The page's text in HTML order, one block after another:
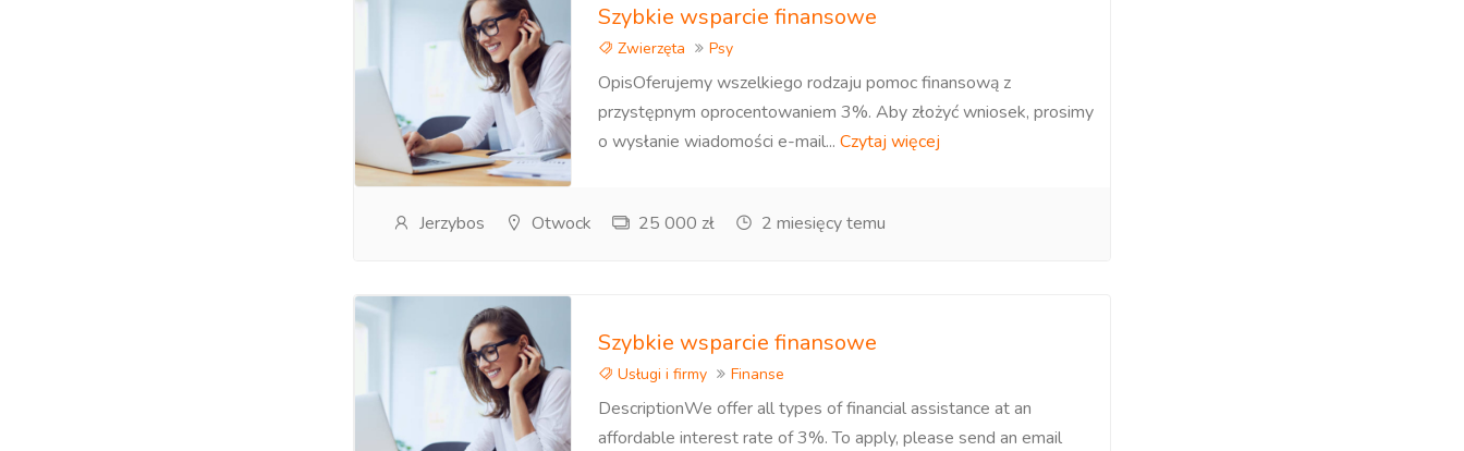
Szybkie wsparcie finansowe
Zwierzęta Psy
OpisOferujemy wszelkiego rodzaju pomoc finansową z
przystępnym oprocentowaniem 3%. Aby złożyć wniosek, prosimy
o wysłanie wiadomości e-mail... Czytaj więcej
Jerzybos Otwock 25 000 zł 2 miesięcy temu
Szybkie wsparcie finansowe
Usługi i firmy Finanse
DescriptionWe offer all types of financial assistance at an
affordable interest rate of 3%. To apply, please send an email